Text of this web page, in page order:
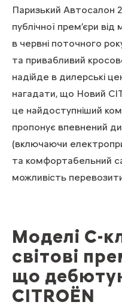
Паризький Автосалон
публічної прем’єри
в червні поточного
та привабливий
надійде в дилерські
нагадати, що Новий
це найдоступніший
пропонує впевнений
(включаючи
та комфортабельний
можливість
Моделі С-
світові
що
CITROЁN